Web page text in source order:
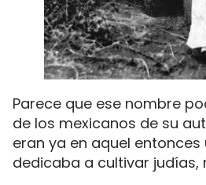
Parece que ese nombre
de los mexicanos de su
eran ya en aquel
dedicaba a cultivar judías,